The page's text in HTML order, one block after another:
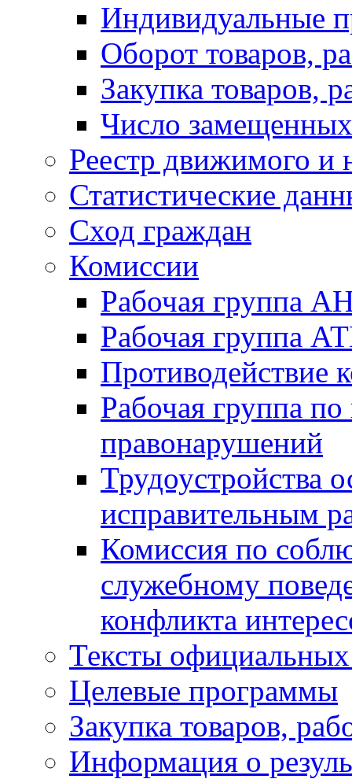
Индивидуальные
Оборот товаров,
Закупка товаров,
Число
Реестр движимого и
Статистические
Сход граждан
Комиссии
Рабочая группа
Рабочая группа
Противодействие
Рабочая группа
правонарушений
Трудоустройства
исправительным
Комиссия по
служебному
конфликта
Тексты
Целевые программы
Закупка товаров,
Информация о